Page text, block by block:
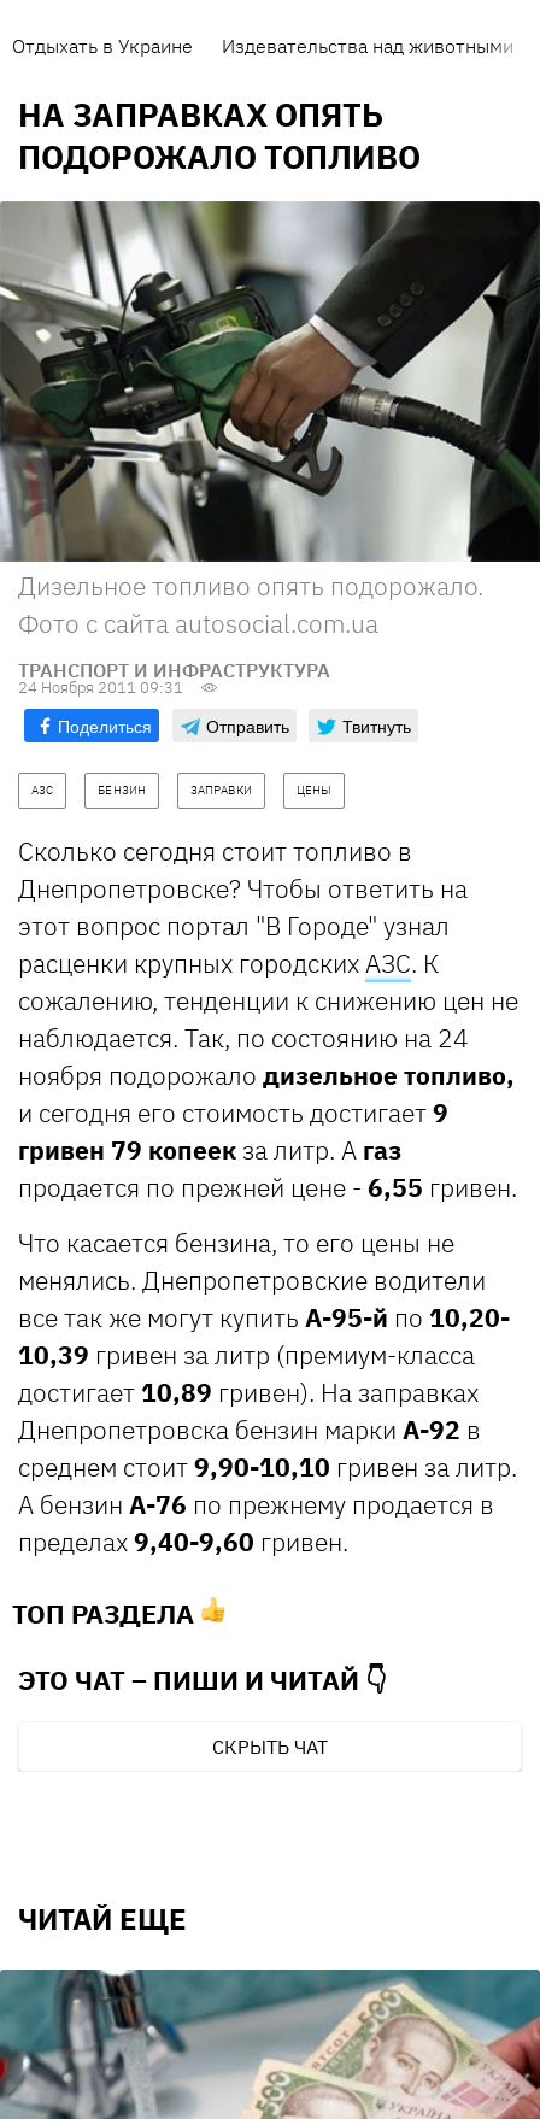
Отдыхать в Украине Издевательства над животными
НА ЗАПРАВКАХ ОПЯТЬ
ПОДОРОЖАЛО ТОПЛИВО
Дизельное топливо опять подорожало.
Фото с сайта autosocial.com.ua
ТРАНСПОРТ И ИНФРАСТРУКТУРА
24 Ноября 2011 09:31
Поделиться Отправить Твитнуть
АЗС БЕНЗИН ЗАПРАВКИ ЦЕНЫ
Сколько сегодня стоит топливо в
Днепропетровске? Чтобы ответить на
этот вопрос портал "В Городе" узнал
расценки крупных городскихАЗС. К
сожалению, тенденции к снижению цен не
наблюдается. Так, по состоянию на 24
ноября подорожало дизельное топливо,
и сегодня его стоимость достигает9
гривен 79 копеек за литр. А газ
продается по прежней цене - 6,55 гривен.
Что касается бензина, то его цены не
менялись. Днепропетровские водители
все так же могут купить А-95-й по 10,20-
10,39 гривен за литр (премиум-класса
достигает 10,89 гривен). На заправках
Днепропетровска бензин марки А-92 в
среднем стоит9,90-10,10 гривен за литр.
А бензин А-76 по прежнему продается в
пределах9,40-9,60 гривен.
ТОП РАЗДЕЛА
ЭТО ЧАТ – ПИШИ И ЧИТАЙ 👇
СКРЫТЬ ЧАТ
ЧИТАЙ ЕЩЕ